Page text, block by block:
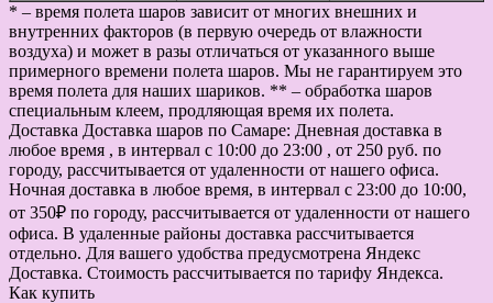
* – время полета шаров зависит от многих внешних и
внутренних факторов (в первую очередь от влажности
воздуха) и может в разы отличаться от указанного выше
примерного времени полета шаров. Мы не гарантируем это
время полета для наших шариков. ** – обработка шаров
специальным клеем, продляющая время их полета.
Доставка Доставка шаров по Самаре: Дневная доставка в
любое время , в интервал с 10:00 до 23:00 , от 250 руб. по
городу, рассчитывается от удаленности от нашего офиса.
Ночная доставка в любое время, в интервал с 23:00 до 10:00,
от 350₽ по городу, рассчитывается от удаленности от нашего
офиса. В удаленные районы доставка рассчитывается
отдельно. Для вашего удобства предусмотрена Яндекс
Доставка. Стоимость рассчитывается по тарифу Яндекса.
Как купить